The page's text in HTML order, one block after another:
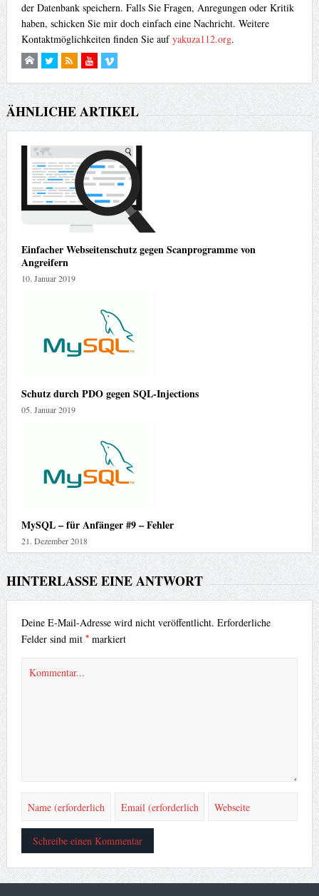
der Datenbank speichern. Falls Sie Fragen, Anregungen oder Kritik
haben, schicken Sie mir doch einfach eine Nachricht. Weitere
Kontaktmöglichkeiten finden Sie aufyakuza112.org.
ÄHNLICHE ARTIKEL
Einfacher Webseitenschutz gegen Scanprogramme von
Angreifern
10. Januar 2019
Schutz durch PDO gegen SQL-Injections
05. Januar 2019
MySQL – für Anfänger #9 – Fehler
21. Dezember 2018
HINTERLASSE EINE ANTWORT
Deine E-Mail-Adresse wird nicht veröffentlicht. Erforderliche
Felder sind mit *markiert